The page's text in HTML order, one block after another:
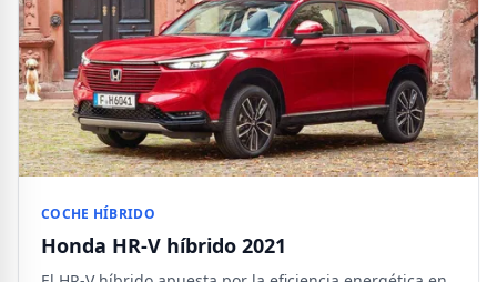
COCHE HÍBRIDO
Honda HR-V híbrido 2021